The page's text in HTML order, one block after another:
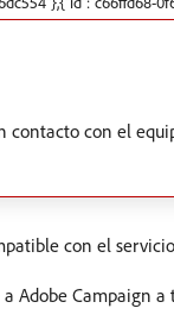
contacto con el
con el
Adobe Campaign a